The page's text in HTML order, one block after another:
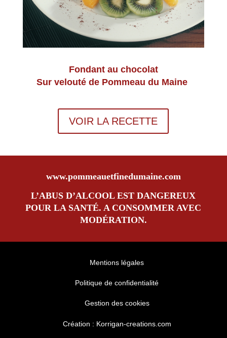
Fondant au chocolat
Sur velouté de Pommeau du Maine
VOIR LA RECETTE
www.pommeauetfinedumaine.com
L’ABUS D’ALCOOL EST DANGEREUX
POUR LA SANTÉ. A CONSOMMER AVEC
MODÉRATION.
Mentions légales
Politique de confidentialité
Gestion des cookies
Création : Korrigan-creations.com